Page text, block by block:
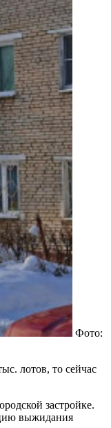
Фото:
лотов, то сейчас
застройке.
выжидания